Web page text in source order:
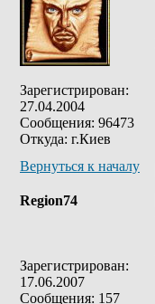
Зарегистрирован:
27.04.2004
Сообщения: 96473
Откуда: г.Киев
Вернуться к началу
Region74
Зарегистрирован:
17.06.2007
Сообщения: 157